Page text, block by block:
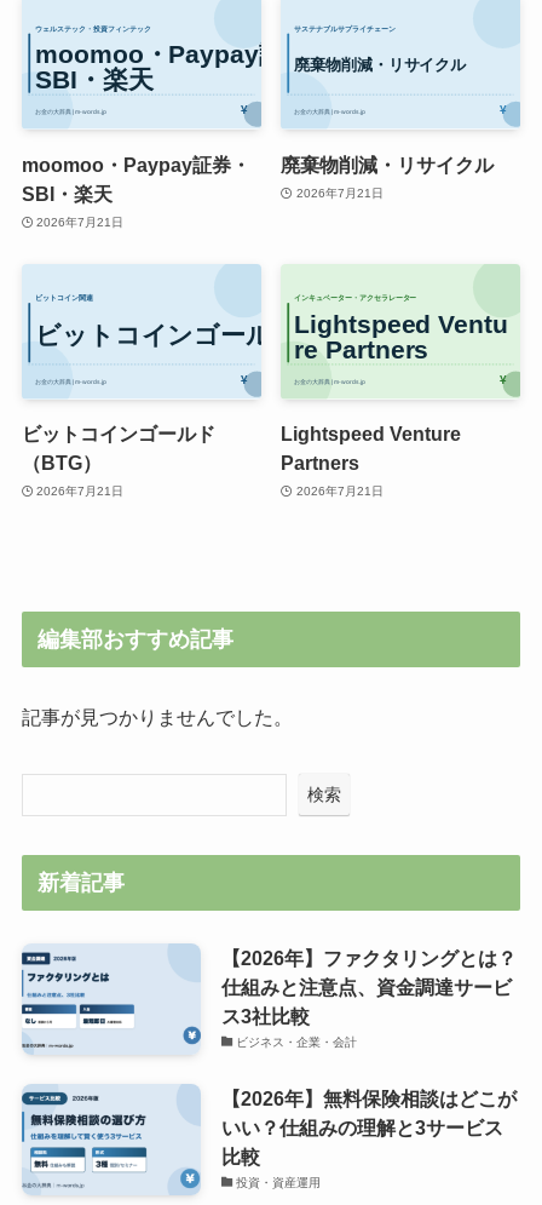
moomoo・Paypay証券・
SBI・楽天
2026年7月21日
廃棄物削減・リサイクル
2026年7月21日
ビットコインゴールド
（BTG）
2026年7月21日
Lightspeed Venture
Partners
2026年7月21日
編集部おすすめ記事
記事が見つかりませんでした。
検索
新着記事
【2026年】ファクタリングとは？
仕組みと注意点、資金調達サービ
ス3社比較
ビジネス・企業・会計
【2026年】無料保険相談はどこが
いい？仕組みの理解と3サービス
比較
投資・資産運用